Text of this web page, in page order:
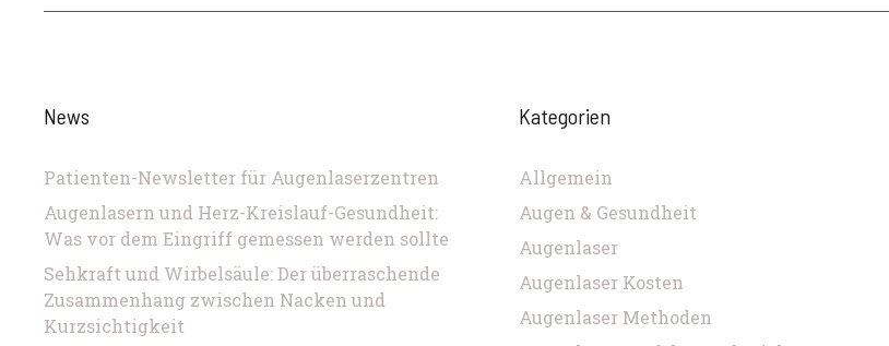
News
Patienten-Newsletter für Augenlaserzentren
Augenlasern und Herz-Kreislauf-Gesundheit:
Was vor dem Eingriff gemessen werden sollte
Sehkraft und Wirbelsäule: Der überraschende
Zusammenhang zwischen Nacken und
Kurzsichtigkeit
Kategorien
Allgemein
Augen & Gesundheit
Augenlaser
Augenlaser Kosten
Augenlaser Methoden